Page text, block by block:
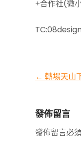
+合作社(微
Post
← 轉場天山
發佈留言
發佈留言必